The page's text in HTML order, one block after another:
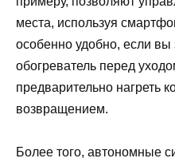
места, используя
особенно удобно, если
обогреватель перед
предварительно нагреть
возвращением.
Более того, автономные